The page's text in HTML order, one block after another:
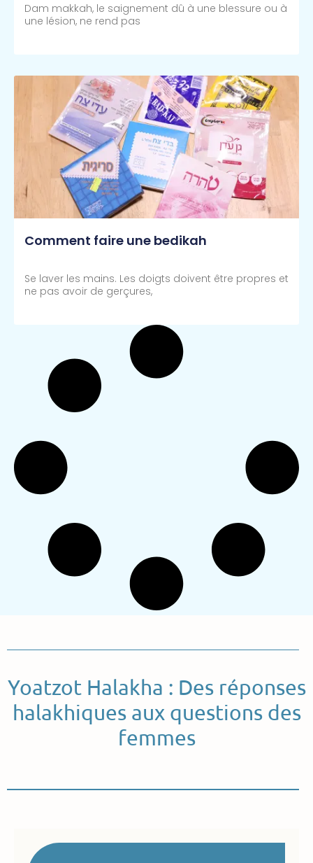
Dam makkah, le saignement dû à une blessure ou à
une lésion, ne rend pas
Comment faire une bedikah
Se laver les mains. Les doigts doivent être propres et
ne pas avoir de gerçures,
Yoatzot Halakha : Des réponses
halakhiques aux questions des
femmes